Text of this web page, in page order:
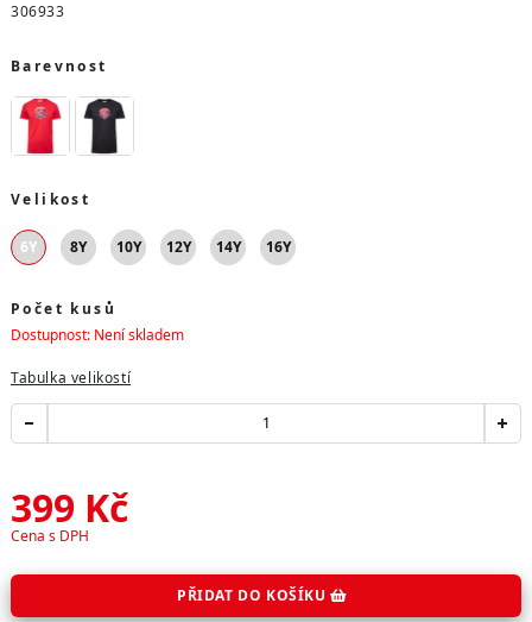
306933
Barevnost
Velikost
6Y 8Y 10Y 12Y 14Y 16Y
Počet kusů
Dostupnost: Není skladem
Tabulka velikostí
PŘIDAT DO KOŠÍKU
399 Kč
Cena s DPH